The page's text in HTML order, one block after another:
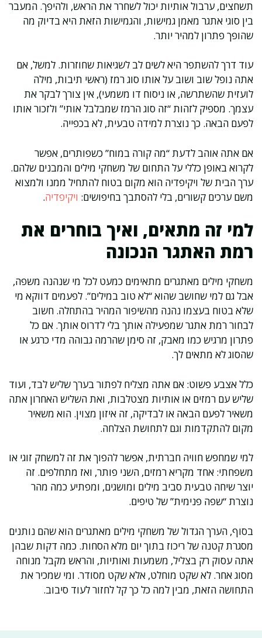
תשחצים, ערבול אותיות יכול לשחרר את הראש, ולהיפך. המעבר
בין סוגי אתגר מאמן גמישות, והגמישות הזאת היא בדיוק מה
שהופך פתרון למהיר יותר.
עוד דרך להשתפר היא לשים לב לשגיאות שחוזרות. למשל, אם
אתה נופל שוב ושוב על אותו סוג רמז (ראשי תיבות, מילה
לועזית שהשתרשה, או ניסוח דו משמעי), אין צורך לבקר את
עצמך. מספיק לזהות “זה סוג הרמז שמבלבל אותי” ולזכור אותו
לפעם הבאה. כך נוצרת למידה טבעית, לא בכפייה.
אם אתה אוהב לדעת “מה קורה במוח” כשפותרים, אפשר
לקרוא באופן כללי על התחום של משחקי מילים והמבנים שלהם.
ערך הבית של ויקיפדיה הוא מקום בטוח להתחיל ממנו ולמצוא
משם ערכים קשורים, בלי להסתבך בחיפושים: ויקיפדיה.
למי זה מתאים, ואיך בוחרים את
רמת האתגר הנכונה
משחקי מילים מאתגרים מתאימים כמעט לכל מי שנהנה משפה,
אבל גם למי שחושב שהוא “לא טוב במילים”. לפעמים דווקא מי
שלא בטוח בעצמו נהנה מהשיפור המהיר בהתחלה. חשוב
לבחור רמת אתגר שמפעילה אותך בלי לדרוס אותך. אם כל
פתרון מרגיש כמו מאבק, זה סימן שהרמה גבוהה מדי כרגע או
שהסוג לא מתאים לך.
כלל אצבע פשוט: אם אתה מצליח לפתור בערך שליש לבד, ועוד
שליש עם רמזים או אותיות מצטלבות, ואת השליש האחרון אתה
משאיר לפעם הבאה או לבדיקה, זה איזון מצוין. הוא משאיר
מקום להתקדמות וגם לתחושת הצלחה.
למי שמחפש חוויה חברתית, אפשר להפוך את זה למשחק זוגי או
משפחתי: אחד מקריא רמזים, השני פותר, ואז מתחלפים. זה
יוצר שיחה טבעית סביב מילים ומושגים, ומפתיע כמה מהר
נוצרת “שפה פנימית” של טיפים.
בסוף, הערך הגדול של משחקי מילים מאתגרים הוא שהם נותנים
מסגרת קטנה של ריכוז בתוך יום מלא הסחות. כמה דקות שבהן
אתה עסוק רק בצליל, משמעות ואותיות, והראש מקבל מנוחה
מסוג אחר. לא שקט מוחלט, אלא שקט מסודר. ומי שמכיר את
התחושה הזאת, מבין למה כל כך קל לחזור לעוד סיבוב.